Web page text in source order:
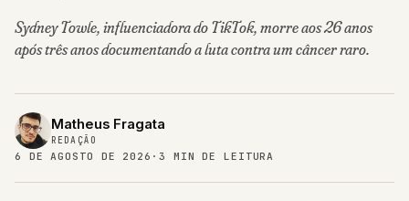
Sydney Towle, influenciadora do TikTok, morre aos 26 anos
após três anos documentando a luta contra um câncer raro.
Matheus Fragata
REDAÇÃO
6 DE AGOSTO DE 2026 · 3 MIN DE LEITURA